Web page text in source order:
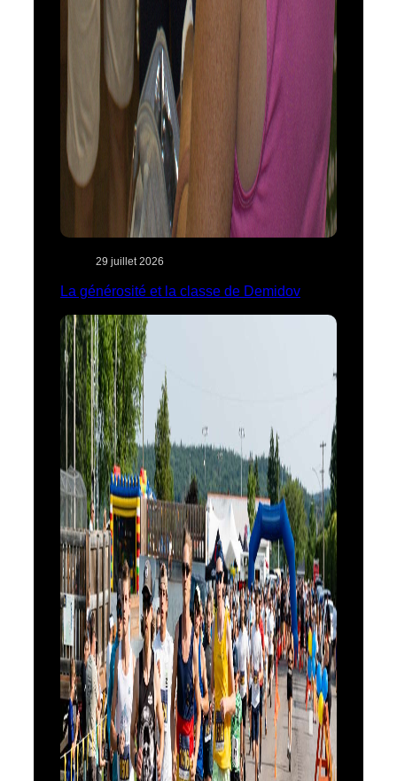
29 juillet 2026
La générosité et la classe de Demidov